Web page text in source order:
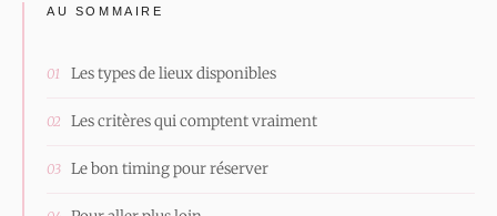
AU SOMMAIRE
Les types de lieux disponibles
Les critères qui comptent vraiment
Le bon timing pour réserver